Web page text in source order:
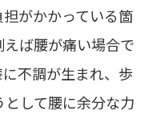
がかかっている箇
ば腰が痛い場合で
不調が生まれ、歩
して腰に余分な力